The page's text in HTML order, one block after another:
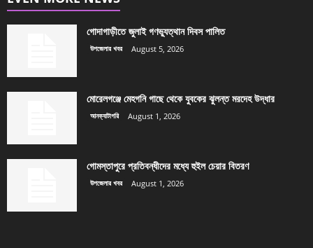
গোদাগাড়ীতে জুলাই গণভ্যুত্থান দিবস পালিত
উপজেলার খবর August 5, 2026
মোরেলগঞ্জে মেহগনি গাছে থেকে যুবকের ঝুলন্ত মরদেহ উদ্ধার
আনক্যাটাগরি August 1, 2026
গোমস্তাপুরে প্রতিবন্ধীদের মধ্যে হুইল চেয়ার বিতরণ
উপজেলার খবর August 1, 2026